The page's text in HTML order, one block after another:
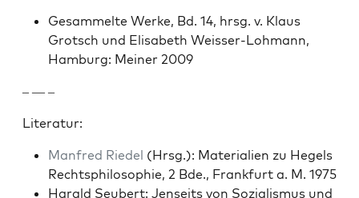
Gesam­melte Werke, Bd. 14, hrsg. v. Klaus
Grotsch und Elis­a­beth Weiss­er-Lohmann,
Ham­burg: Mein­er 2009
– — –
Lit­er­atur:
Man­fred Riedel (Hrsg.): Mate­ri­alien zu Hegels
Recht­sphiloso­phie, 2 Bde., Frank­furt a. M. 1975
Har­ald Seu­bert: Jen­seits von Sozial­is­mus und